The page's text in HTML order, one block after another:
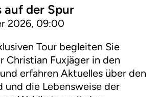
auf der Spur
2026, 09:00
Tour begleiten Sie
Christian Fuxjäger in den
erfahren Aktuelles über den
und die Lebensweise der